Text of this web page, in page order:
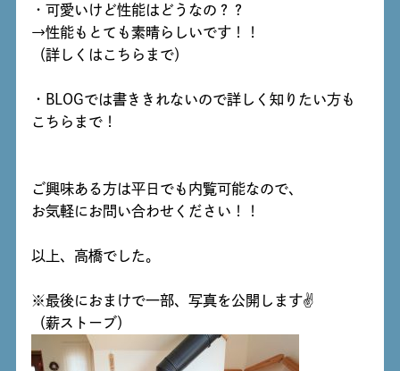
・可愛いけど性能はどうなの？？
→性能もとても素晴らしいです！！
（詳しくはこちら まで）
・BLOGでは書ききれないので詳しく知りたい方も
こちら まで！
ご興味ある方は平日でも内覧可能なので、
お気軽にお問い合わせください！！
以上、高橋でした。
※最後におまけで一部、写真を公開します✌
（薪ストーブ）